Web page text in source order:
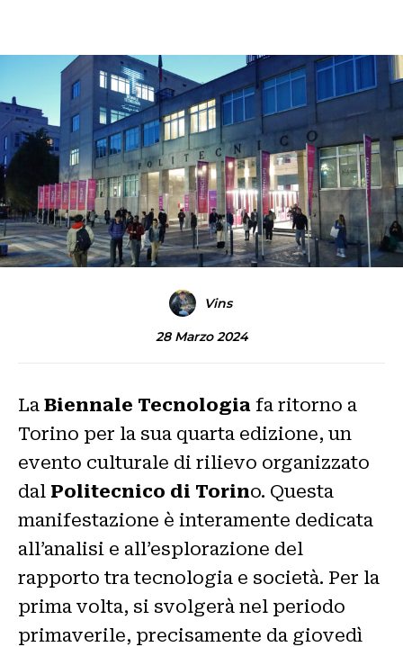
Vins
28 Marzo 2024
La Biennale Tecnologia fa ritorno a
Torino per la sua quarta edizione, un
evento culturale di rilievo organizzato
dal Politecnico di Torino. Questa
manifestazione è interamente dedicata
all’analisi e all’esplorazione del
rapporto tra tecnologia e società. Per la
prima volta, si svolgerà nel periodo
primaverile, precisamente da giovedì